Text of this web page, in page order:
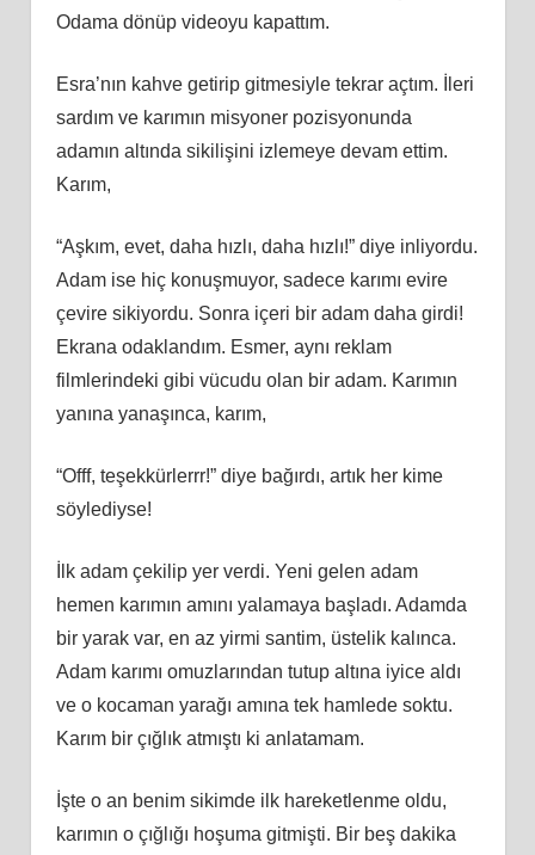
Odama dönüp videoyu kapattım.
Esra’nın kahve getirip gitmesiyle tekrar açtım. İleri
sardım ve karımın misyoner pozisyonunda
adamın altında sikilişini izlemeye devam ettim.
Karım,
“Aşkım, evet, daha hızlı, daha hızlı!” diye inliyordu.
Adam ise hiç konuşmuyor, sadece karımı evire
çevire sikiyordu. Sonra içeri bir adam daha girdi!
Ekrana odaklandım. Esmer, aynı reklam
filmlerindeki gibi vücudu olan bir adam. Karımın
yanına yanaşınca, karım,
“Offf, teşekkürlerrr!” diye bağırdı, artık her kime
söylediyse!
İlk adam çekilip yer verdi. Yeni gelen adam
hemen karımın amını yalamaya başladı. Adamda
bir yarak var, en az yirmi santim, üstelik kalınca.
Adam karımı omuzlarından tutup altına iyice aldı
ve o kocaman yarağı amına tek hamlede soktu.
Karım bir çığlık atmıştı ki anlatamam.
İşte o an benim sikimde ilk hareketlenme oldu,
karımın o çığlığı hoşuma gitmişti. Bir beş dakika